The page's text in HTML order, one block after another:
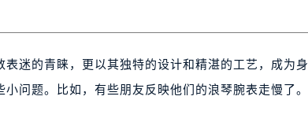
迷的青睐，更以其独特的设计和精湛的工艺，成为身
问题。比如，有些朋友反映他们的浪琴腕表走慢了。